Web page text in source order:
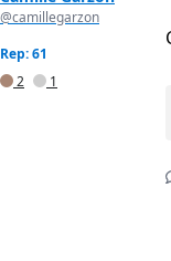
@camillegarzon
Rep: 61
2
1